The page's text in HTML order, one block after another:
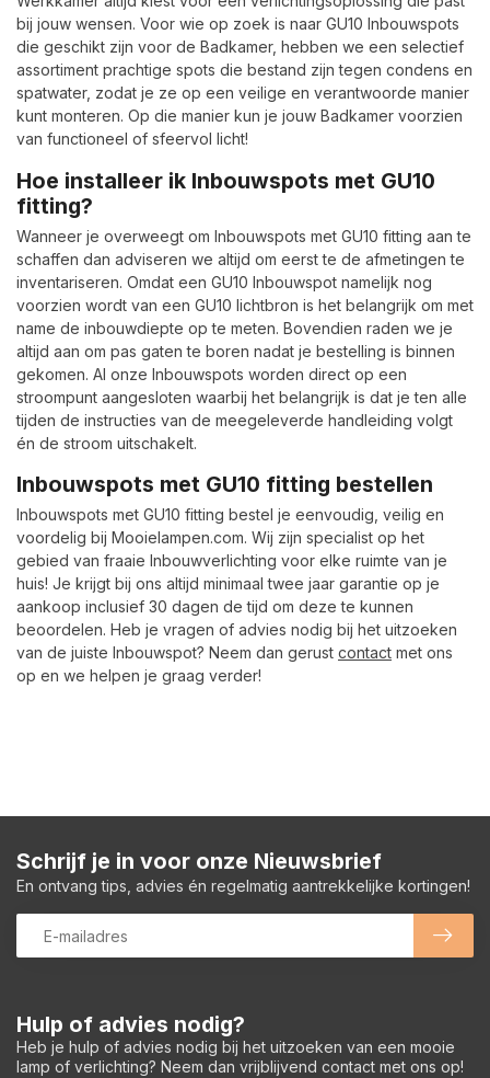
bij jouw wensen. Voor wie op zoek is naar GU10 Inbouwspots
die geschikt zijn voor de Badkamer, hebben we een selectief
assortiment prachtige spots die bestand zijn tegen condens en
spatwater, zodat je ze op een veilige en verantwoorde manier
kunt monteren. Op die manier kun je jouw Badkamer voorzien
van functioneel of sfeervol licht!
Hoe installeer ik Inbouwspots met GU10
fitting?
Wanneer je overweegt om Inbouwspots met GU10 fitting aan te
schaffen dan adviseren we altijd om eerst te de afmetingen te
inventariseren. Omdat een GU10 Inbouwspot namelijk nog
voorzien wordt van een GU10 lichtbron is het belangrijk om met
name de inbouwdiepte op te meten. Bovendien raden we je
altijd aan om pas gaten te boren nadat je bestelling is binnen
gekomen. Al onze Inbouwspots worden direct op een
stroompunt aangesloten waarbij het belangrijk is dat je ten alle
tijden de instructies van de meegeleverde handleiding volgt
én de stroom uitschakelt.
Inbouwspots met GU10 fitting bestellen
Inbouwspots met GU10 fitting bestel je eenvoudig, veilig en
voordelig bij Mooielampen.com. Wij zijn specialist op het
gebied van fraaie Inbouwverlichting voor elke ruimte van je
huis! Je krijgt bij ons altijd minimaal twee jaar garantie op je
aankoop inclusief 30 dagen de tijd om deze te kunnen
beoordelen. Heb je vragen of advies nodig bij het uitzoeken
van de juiste Inbouwspot? Neem dan gerust contact met ons
op en we helpen je graag verder!
Hulp of advies nodig?
Heb je hulp of advies nodig bij het uitzoeken van een mooie
lamp of verlichting? Neem dan vrijblijvend contact met ons op!
Schrijf je in voor onze Nieuwsbrief
En ontvang tips, advies én regelmatig aantrekkelijke kortingen!